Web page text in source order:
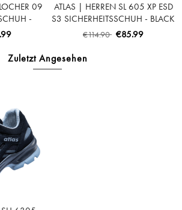
09
-
ATLAS | HERREN SL 605 XP ESD
S3 SICHERHEITSSCHUH - BLACK
| ROYAL BLUE
€114.90 €85.99
Zuletzt Angesehen